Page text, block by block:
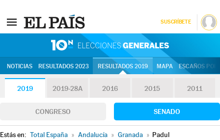
SUSCRÍBETE
NOTICIAS RESULTADOS 2023 RESULTADOS 2019 MAPA ESCAÑOS
2019 2019-28A 2016 2015 2011
CONGRESO SENADO
Estás en: Total España » Andalucía » Granada » Padul